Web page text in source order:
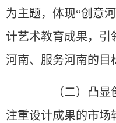
为主题，体现“创意
计艺术教育成果，引
河南、服务河南的目
（二）凸显创
注重设计成果的市场